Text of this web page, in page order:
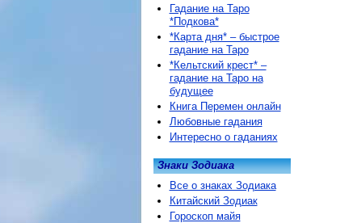
Гадание на Таро
*Подкова*
*Карта дня* – быстрое
гадание на Таро
*Кельтский крест* –
гадание на Таро на
будущее
Книга Перемен онлайн
Любовные гадания
Интересно о гаданиях
Знаки Зодиака
Все о знаках Зодиака
Китайский Зодиак
Гороскоп майя